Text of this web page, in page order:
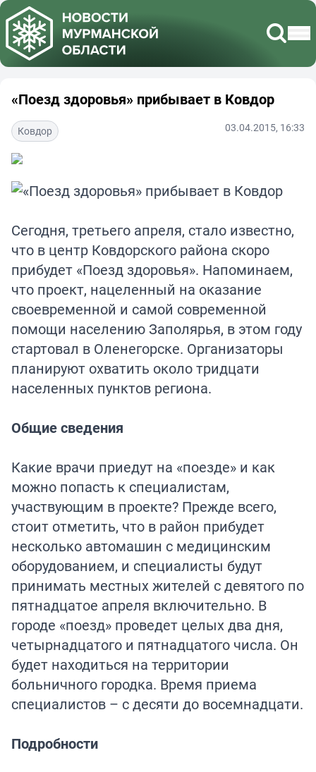
«Поезд здоровья» прибывает в Ковдор
Ковдор 03.04.2015, 16:33
Сегодня, третьего апреля, стало известно,
что в центр Ковдорского района скоро
прибудет «Поезд здоровья». Напоминаем,
что проект, нацеленный на оказание
своевременной и самой современной
помощи населению Заполярья, в этом году
стартовал в Оленегорске. Организаторы
планируют охватить около тридцати
населенных пунктов региона.
Общие сведения
Какие врачи приедут на «поезде» и как
можно попасть к специалистам,
участвующим в проекте? Прежде всего,
стоит отметить, что в район прибудет
несколько автомашин с медицинским
оборудованием, и специалисты будут
принимать местных жителей с девятого по
пятнадцатое апреля включительно. В
городе «поезд» проведет целых два дня,
четырнадцатого и пятнадцатого числа. Он
будет находиться на территории
больничного городка. Время приема
специалистов – с десяти до восемнадцати.
Подробности